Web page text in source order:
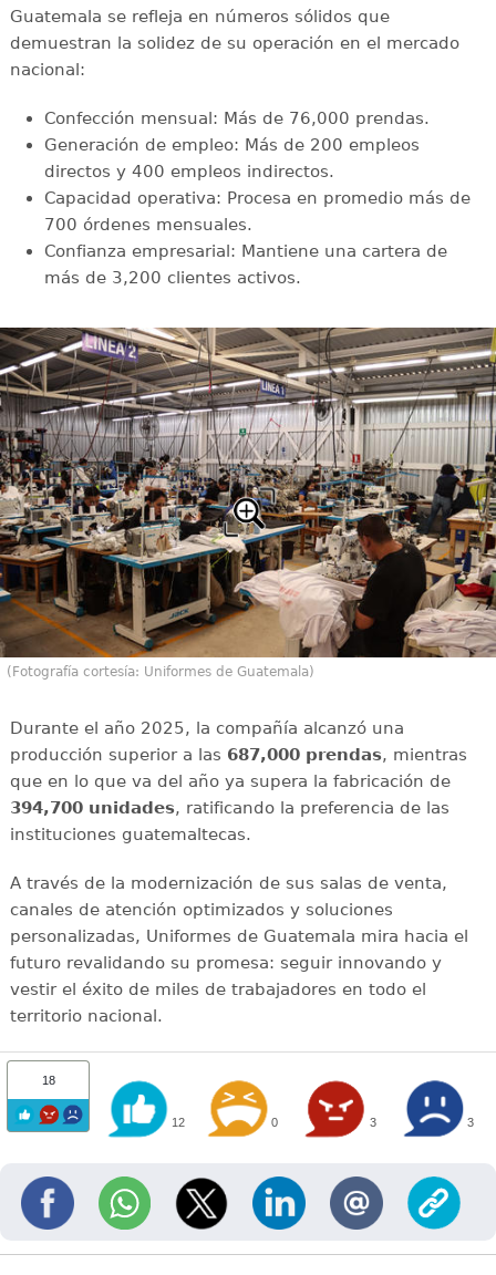
Guatemala se refleja en números sólidos que
demuestran la solidez de su operación en el mercado
nacional:
Confección mensual: Más de 76,000 prendas.
Generación de empleo: Más de 200 empleos
directos y 400 empleos indirectos.
Capacidad operativa: Procesa en promedio más de
700 órdenes mensuales.
Confianza empresarial: Mantiene una cartera de
más de 3,200 clientes activos.
(Fotografía cortesía: Uniformes de Guatemala)
Durante el año 2025, la compañía alcanzó una
producción superior a las 687,000 prendas, mientras
que en lo que va del año ya supera la fabricación de
394,700 unidades, ratificando la preferencia de las
instituciones guatemaltecas.
A través de la modernización de sus salas de venta,
canales de atención optimizados y soluciones
personalizadas, Uniformes de Guatemala mira hacia el
futuro revalidando su promesa: seguir innovando y
vestir el éxito de miles de trabajadores en todo el
territorio nacional.
18
12 0 3 3